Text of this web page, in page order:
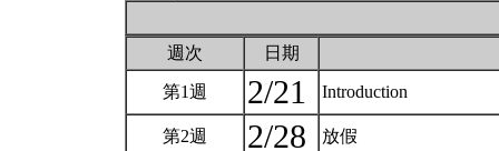
週次 日期
第1週 2/21 Introduction
第2週 2/28 放假